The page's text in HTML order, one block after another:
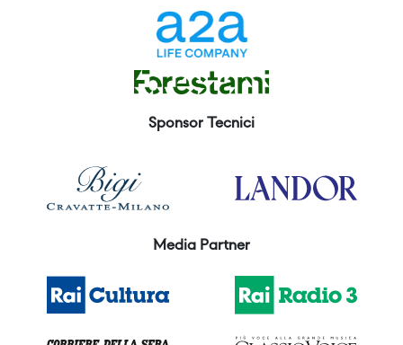
Sponsor Tecnici
Media Partner